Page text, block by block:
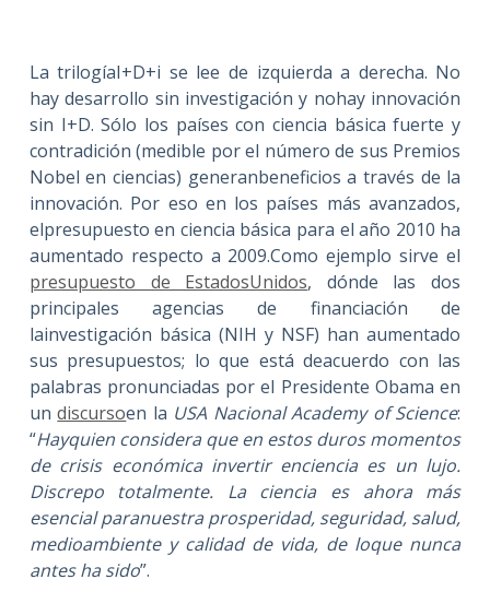
La trilogíaI+D+i se lee de izquierda a derecha. No
hay desarrollo sin investigación y nohay innovación
sin I+D. Sólo los países con ciencia básica fuerte y
contradición (medible por el número de sus Premios
Nobel en ciencias) generanbeneficios a través de la
innovación. Por eso en los países más avanzados,
elpresupuesto en ciencia básica para el año 2010 ha
aumentado respecto a 2009.Como ejemplo sirve el
presupuesto de EstadosUnidos, dónde las dos
principales agencias de financiación de
lainvestigación básica (NIH y NSF) han aumentado
sus presupuestos; lo que está deacuerdo con las
palabras pronunciadas por el Presidente Obama en
undiscursoen la USA Nacional Academy of Science:
“Hayquien considera que en estos duros momentos
de crisis económica invertir enciencia es un lujo.
Discrepo totalmente. La ciencia es ahora más
esencial paranuestra prosperidad, seguridad, salud,
medioambiente y calidad de vida, de loque nunca
antes ha sido”.